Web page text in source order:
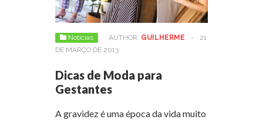
Notícias AUTHOR: GUILHERME -
21
DE MARÇO DE 2013
Dicas de Moda para
Gestantes
A gravidez é uma época da vida muito